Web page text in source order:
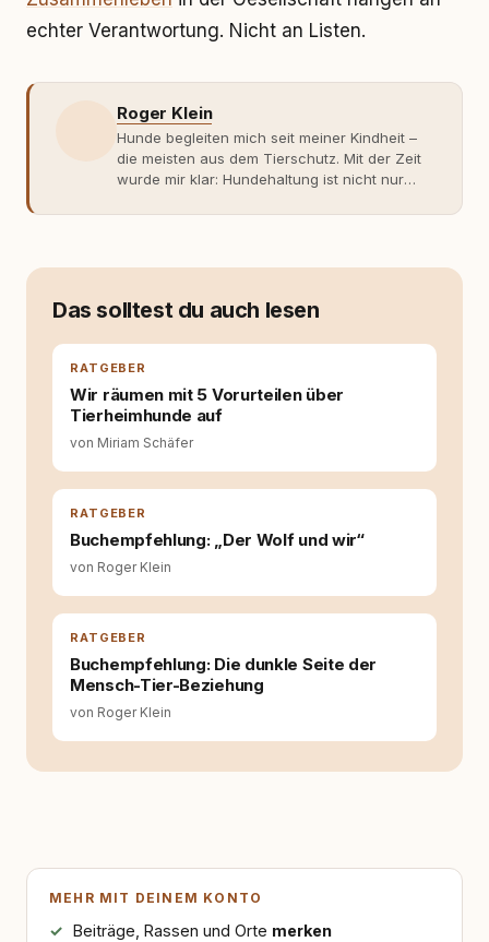
echter Verantwortung. Nicht an Listen.
Roger Klein
Hunde begleiten mich seit meiner Kindheit –
die meisten aus dem Tierschutz. Mit der Zeit
wurde mir klar: Hundehaltung ist nicht nur
Fachwissen. Der Wendepunkt kam mit meinem
moderner Hundeerziehung
entsteht echte Bindung dort, wo Verständnis
Wissen ersetzt – nicht umgekehrt. Aus dieser
Entwicklung entstand rundum.dog – ein
Wissens- und Serviceportal für
und der Schweiz. Meine Überzeugung:
Tierschutz beginnt mit Wissen. Wer seinen
Hund versteht, trifft bessere Entscheidungen –
für ein Zusammenleben, das beiden guttut.
Das solltest du auch lesen
RATGEBER
Wir räumen mit 5 Vorurteilen über
Tierheimhunde auf
von Miriam Schäfer
RATGEBER
Buchempfehlung: „Der Wolf und wir“
von Roger Klein
RATGEBER
Buchempfehlung: Die dunkle Seite der
Mensch-Tier-Beziehung
von Roger Klein
MEHR MIT DEINEM KONTO
Beiträge, Rassen und Orte merken